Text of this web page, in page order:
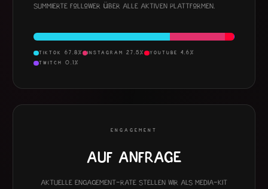
Summierte Follower über alle aktiven Plattformen.
TIKTOK 67.8 % INSTAGRAM 27.5% YOUTUBE 4.6 %
TWITCH
0.1 %
ENGAGEMENT
Auf Anfrage
Aktuelle Engagement-Rate stellen wir als Media-Kit